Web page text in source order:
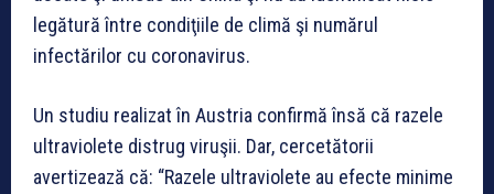
legătură între condiţiile de climă şi numărul
infectărilor cu coronavirus.
Un studiu realizat în Austria confirmă însă că razele
ultraviolete distrug viruşii. Dar, cercetătorii
avertizează că: “Razele ultraviolete au efecte minime